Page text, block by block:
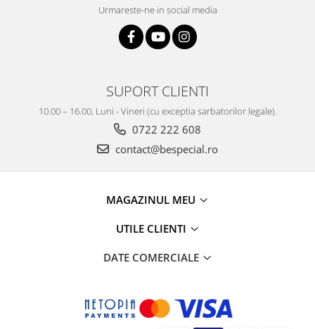
Urmareste-ne in social media
SUPORT CLIENTI
10.00 – 16.00, Luni - Vineri (cu exceptia sarbatorilor legale).
0722 222 608
contact@bespecial.ro
MAGAZINUL MEU
UTILE CLIENTI
DATE COMERCIALE